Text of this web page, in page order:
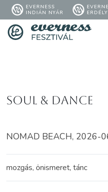
EVERNESS
INDIÁN NYÁR
ERDÉLY
Soul & Dance
NOMAD BEACH, 2026-
mozgás, önismeret, tánc